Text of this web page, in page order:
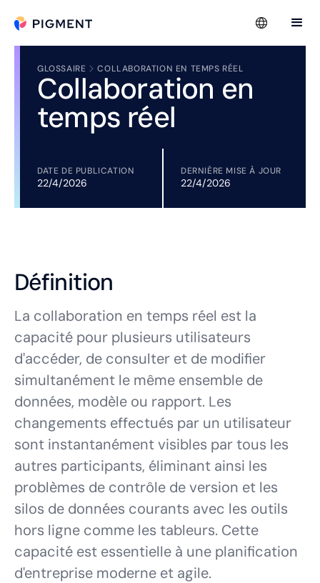
GLOSSAIRE COLLABORATION EN TEMPS RÉEL
Collaboration en
temps réel
DATE DE PUBLICATION
22/4/2026
DERNIÈRE MISE À JOUR
22/4/2026
Définition
La collaboration en temps réel est la
capacité pour plusieurs utilisateurs
d'accéder, de consulter et de modifier
simultanément le même ensemble de
données, modèle ou rapport. Les
changements effectués par un utilisateur
sont instantanément visibles par tous les
autres participants, éliminant ainsi les
problèmes de contrôle de version et les
silos de données courants avec les outils
hors ligne comme les tableurs. Cette
capacité est essentielle à une planification
d'entreprise moderne et agile.